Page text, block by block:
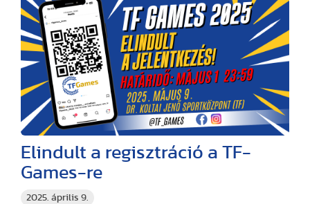
2025. április 9.
Elindult a regisztráció a TF-
Games-re